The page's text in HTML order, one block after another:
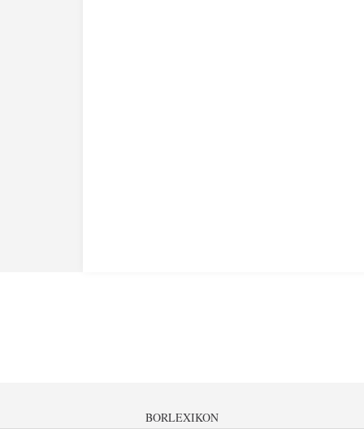
BORLEXIKON